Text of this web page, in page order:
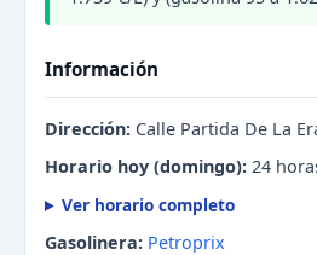
Información
Dirección: Calle Partida De La
Horario hoy (domingo): 24
Ver horario completo
Gasolinera: Petroprix